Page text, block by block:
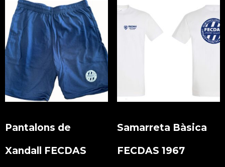
Pantalons de
Xandall FECDAS
Samarreta Bàsica
FECDAS 1967